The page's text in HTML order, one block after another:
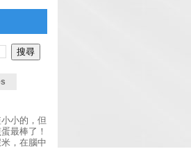
小的，但
最棒了！
，在腦中